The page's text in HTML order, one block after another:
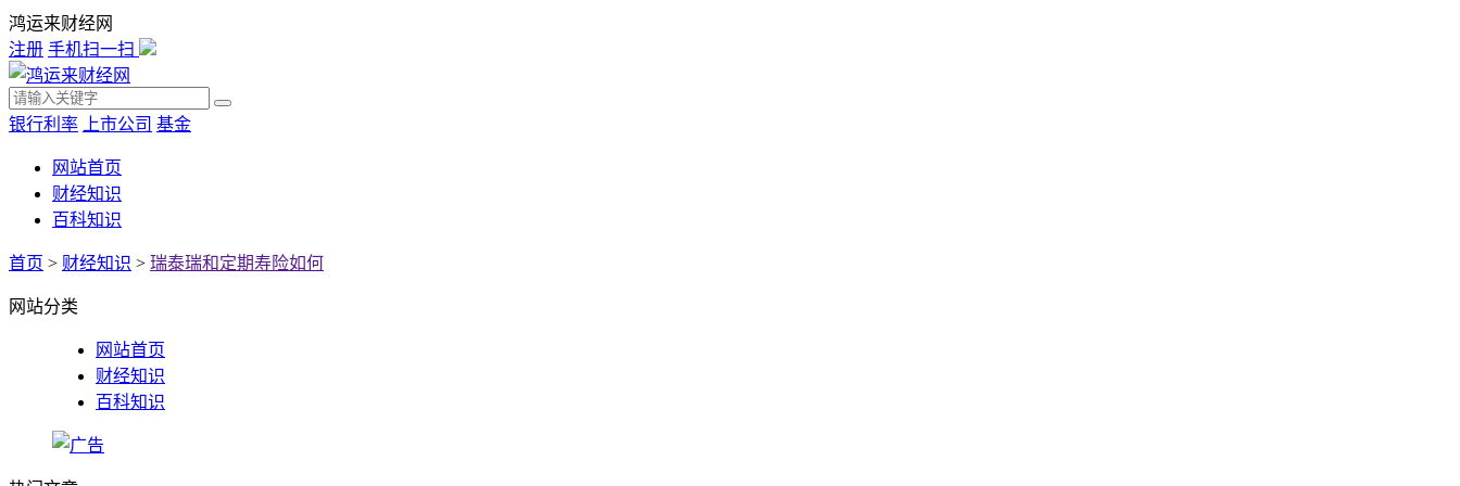
鸿运来财经网
注册 手机扫一扫
银行利率 上市公司 基金
网站首页
财经知识
百科知识
首页 > 财经知识 > 瑞泰瑞和定期寿险如何
网站分类
网站首页
财经知识
百科知识